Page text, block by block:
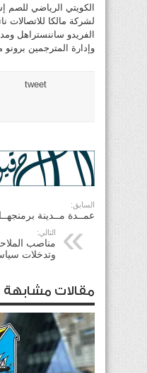
الكويتي الرياضي للصم
لشركة مالكا للاتصالات
الفريدو ساننستراهل
وإدارة المترجمين برونو
tweet
السابق:
عمــدة مــدينة
التالي:
مناصب
وتدخلات
مقالات مشابهة